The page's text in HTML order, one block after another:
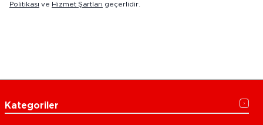
Politikası ve Hizmet Şartları geçerlidir.
Kategoriler